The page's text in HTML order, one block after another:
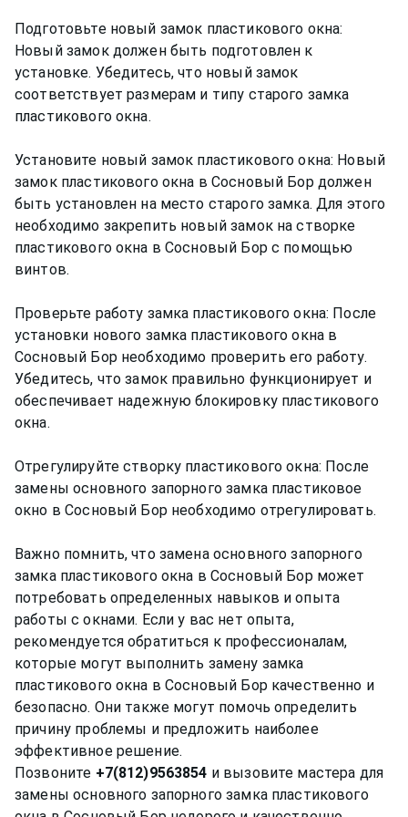
Подготовьте новый замок пластикового окна:
Новый замок должен быть подготовлен к
установке. Убедитесь, что новый замок
соответствует размерам и типу старого замка
пластикового окна.
Установите новый замок пластикового окна: Новый
замок пластикового окна в Сосновый Бор должен
быть установлен на место старого замка. Для этого
необходимо закрепить новый замок на створке
пластикового окна в Сосновый Бор с помощью
винтов.
Проверьте работу замка пластикового окна: После
установки нового замка пластикового окна в
Сосновый Бор необходимо проверить его работу.
Убедитесь, что замок правильно функционирует и
обеспечивает надежную блокировку пластикового
окна.
Отрегулируйте створку пластикового окна: После
замены основного запорного замка пластиковое
окно в Сосновый Бор необходимо отрегулировать.
Важно помнить, что замена основного запорного
замка пластикового окна в Сосновый Бор может
потребовать определенных навыков и опыта
работы с окнами. Если у вас нет опыта,
рекомендуется обратиться к профессионалам,
которые могут выполнить замену замка
пластикового окна в Сосновый Бор качественно и
безопасно. Они также могут помочь определить
причину проблемы и предложить наиболее
эффективное решение.
Позвоните +7(812)9563854 и вызовите мастера для
замены основного запорного замка пластикового